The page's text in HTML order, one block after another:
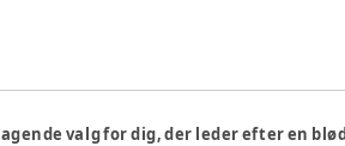
valg for dig, der leder efter en